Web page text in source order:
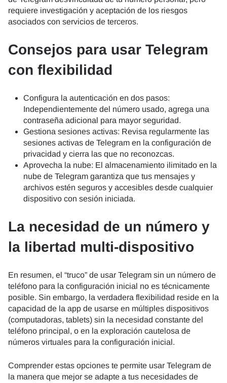
requiere investigación y aceptación de los riesgos
asociados con servicios de terceros.
Consejos para usar Telegram
con flexibilidad
Configura la autenticación en dos pasos:
Independientemente del número usado, agrega una
contraseña adicional para mayor seguridad.
Gestiona sesiones activas: Revisa regularmente las
sesiones activas de Telegram en la configuración de
privacidad y cierra las que no reconozcas.
Aprovecha la nube: El almacenamiento ilimitado en la
nube de Telegram garantiza que tus mensajes y
archivos estén seguros y accesibles desde cualquier
dispositivo con sesión iniciada.
La necesidad de un número y
la libertad multi-dispositivo
En resumen, el “truco” de usar Telegram sin un número de
teléfono para la configuración inicial no es técnicamente
posible. Sin embargo, la verdadera flexibilidad reside en la
capacidad de la app de usarse en múltiples dispositivos
(computadoras, tablets) sin la necesidad constante del
teléfono principal, o en la exploración cautelosa de
números virtuales para la configuración inicial.
Comprender estas opciones te permite usar Telegram de
la manera que mejor se adapte a tus necesidades de